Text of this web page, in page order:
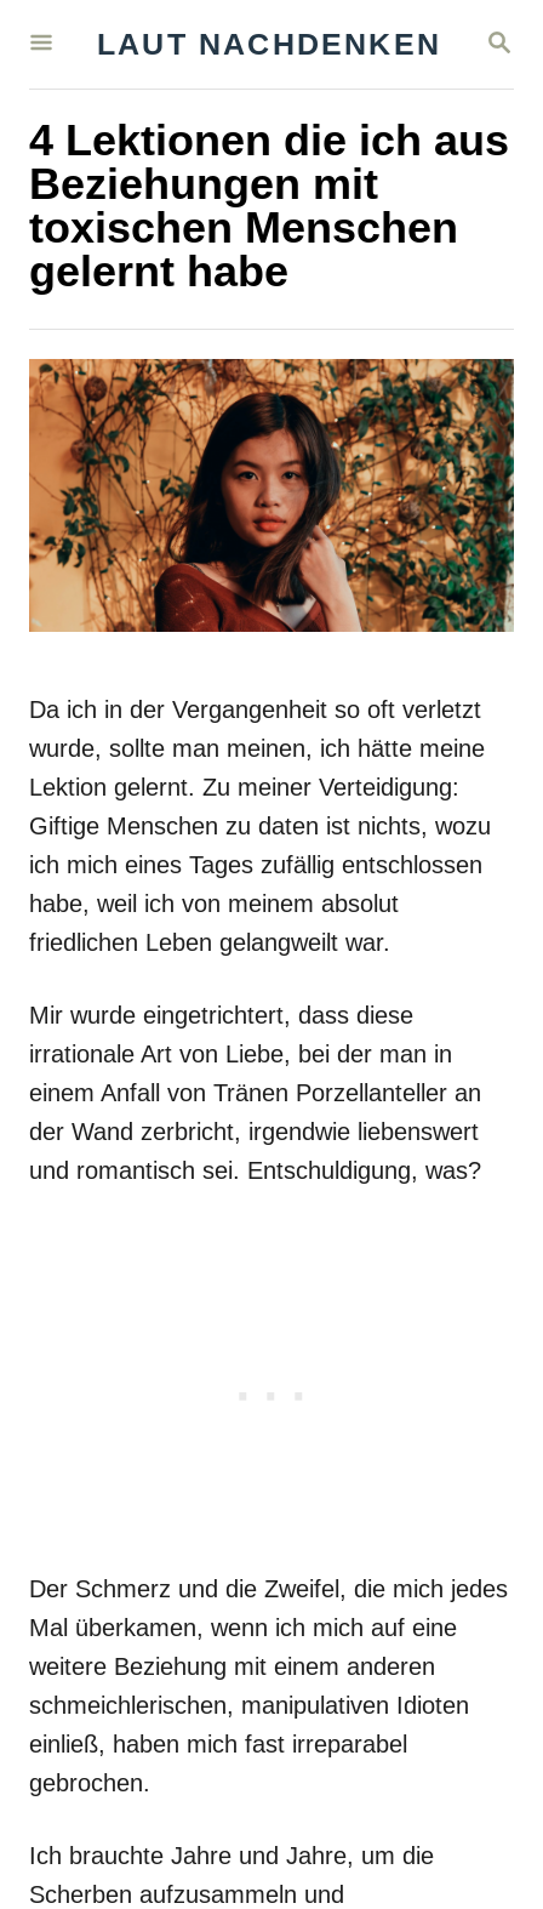
S
A
C
LAUT NACHDENKEN
4 Lektionen die ich aus
Beziehungen mit
toxischen Menschen
gelernt habe
Da ich in der Vergangenheit so oft verletzt
wurde, sollte man meinen, ich hätte meine
Lektion gelernt. Zu meiner Verteidigung:
Giftige Menschen zu daten ist nichts, wozu
ich mich eines Tages zufällig entschlossen
habe, weil ich von meinem absolut
friedlichen Leben gelangweilt war.
Mir wurde eingetrichtert, dass diese
irrationale Art von Liebe, bei der man in
einem Anfall von Tränen Porzellanteller an
der Wand zerbricht, irgendwie liebenswert
und romantisch sei. Entschuldigung, was?
Der Schmerz und die Zweifel, die mich jedes
Mal überkamen, wenn ich mich auf eine
weitere Beziehung mit einem anderen
schmeichlerischen, manipulativen Idioten
einließ, haben mich fast irreparabel
gebrochen.
Ich brauchte Jahre und Jahre, um die
Scherben aufzusammeln und